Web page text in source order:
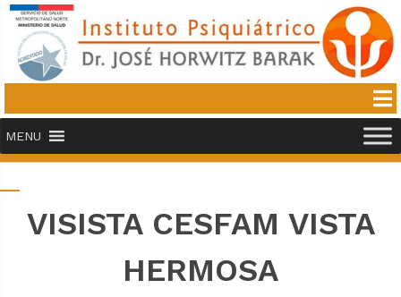
MENU
VISISTA CESFAM VISTA
HERMOSA